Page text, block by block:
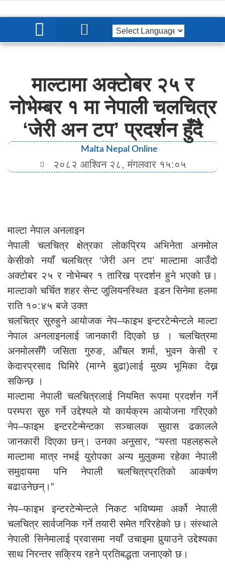
माल्टामा अक्टोबर २५ र
नोभेम्बर १ मा नेपाली चलचित्र
‘जेरी अन टप’ प्रदर्शन हुँदै
Malta Nepal Online
२०८२ आश्विन २८, मंगलवार १५:०५
माल्टा नेपाल अनलाइन
नेपाली चलचित्र क्षेत्रका लोकप्रिय अभिनेता अनमोल
केसीको नयाँ चलचित्र ‘जेरी अन टप’ माल्टामा आउँदो
अक्टोबर २५ र नोभेम्बर १ तारिख प्रदर्शन हुने भएको छ।
माल्टाको चर्चित शहर सेन्ट जुलियनस्थित इडन सिनेमा हलमा
राति १०:४५ बजे उक्त
चलचित्र सुरुहुने आयोजक नेप–फाइभ इन्टरटेन्मेन्टले माल्टा
नेपाल अनलाइनलाई जानकारी दिएको छ । चलचित्रमा
अनमोलसँगै जसिता गुरुङ, आँचल शर्मा, भुवन केसी र
केदारप्रसाद घिमिरे (माग्ने बुढा)लाई मुख्य भूमिका देख्न
सकिन्छ ।
माल्टामा नेपाली चलचित्रलाई नियमित रूपमा प्रदर्शन गर्ने
परम्परा सुरु गर्ने उद्देश्यले यो कार्यक्रम आयोजना गरिएको
नेप–फाइभ इन्टरटेन्मेन्टका सञ्चालक सुवास ढकालले
जानकारी दिएका छन्। उनका अनुसार, “यस्ता पहलहरूले
माल्टामा मात्र नभई युरोपका अन्य मुलुकमा रहेका नेपाली
समुदायमा पनि नेपाली चलचित्रप्रतिको आकर्षण
बढाउनेछन्।”
नेप–फाइभ इन्टरटेन्मेन्टले निकट भविष्यमा अर्को नेपाली
चलचित्र सार्वजनिक गर्ने तयारी समेत गरिरहेको छ। संस्थाले
नेपाली सिनेमालाई प्रवासमा नयाँ उचाइमा पुर्‍याउने उद्देश्यका
साथ निरन्तर सक्रिय रहने प्रतिबद्धता जनाएको छ।